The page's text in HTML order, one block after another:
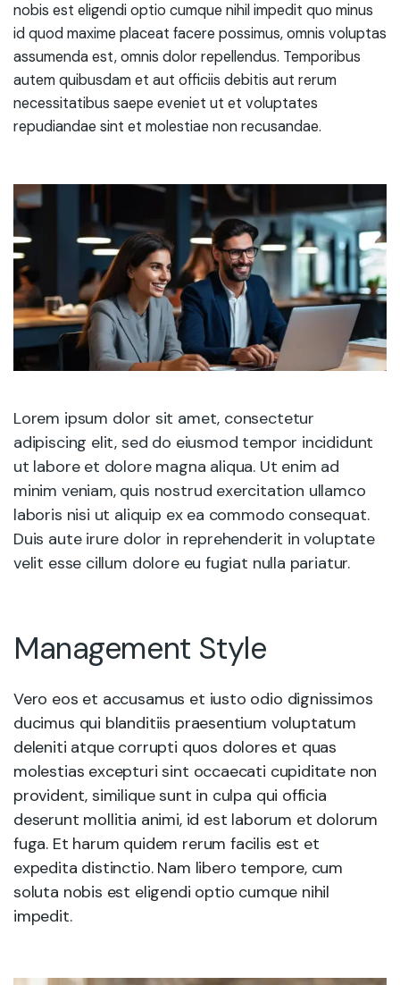
nobis est eligendi optio cumque nihil impedit quo minus
id quod maxime placeat facere possimus, omnis voluptas
assumenda est, omnis dolor repellendus. Temporibus
autem quibusdam et aut officiis debitis aut rerum
necessitatibus saepe eveniet ut et voluptates
repudiandae sint et molestiae non recusandae.
Lorem ipsum dolor sit amet, consectetur
adipiscing elit, sed do eiusmod tempor incididunt
ut labore et dolore magna aliqua. Ut enim ad
minim veniam, quis nostrud exercitation ullamco
laboris nisi ut aliquip ex ea commodo consequat.
Duis aute irure dolor in reprehenderit in voluptate
velit esse cillum dolore eu fugiat nulla pariatur.
Management Style
Vero eos et accusamus et iusto odio dignissimos
ducimus qui blanditiis praesentium voluptatum
deleniti atque corrupti quos dolores et quas
molestias excepturi sint occaecati cupiditate non
provident, similique sunt in culpa qui officia
deserunt mollitia animi, id est laborum et dolorum
fuga. Et harum quidem rerum facilis est et
expedita distinctio. Nam libero tempore, cum
soluta nobis est eligendi optio cumque nihil
impedit.